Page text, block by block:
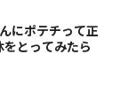
にポテチって正
とってみたら